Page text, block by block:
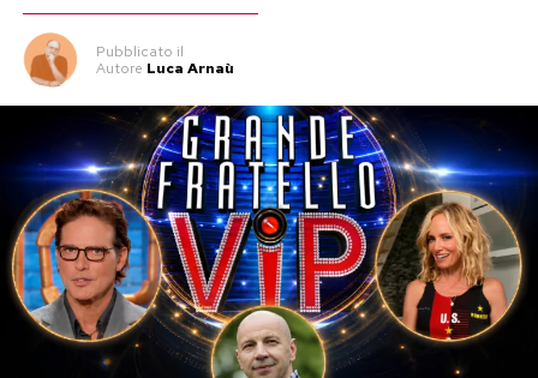
Pubblicato il
Autore Luca Arnaù